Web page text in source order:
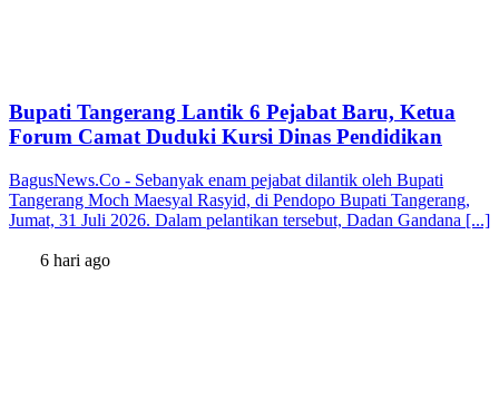
Bupati Tangerang Lantik 6 Pejabat Baru, Ketua
Forum Camat Duduki Kursi Dinas Pendidikan
BagusNews.Co - Sebanyak enam pejabat dilantik oleh Bupati
Tangerang Moch Maesyal Rasyid, di Pendopo Bupati Tangerang,
Jumat, 31 Juli 2026. Dalam pelantikan tersebut, Dadan Gandana [...]
6 hari ago